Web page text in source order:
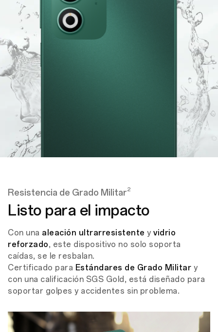
Resistencia de Grado Militar2
Listo para el impacto
Con una aleación ultrarresistente y vidrio
reforzado, este dispositivo no solo soporta
caídas, se le resbalan.
Certificado para Estándares de Grado Militar y
con una calificación SGS Gold, está diseñado para
soportar golpes y accidentes sin problema.